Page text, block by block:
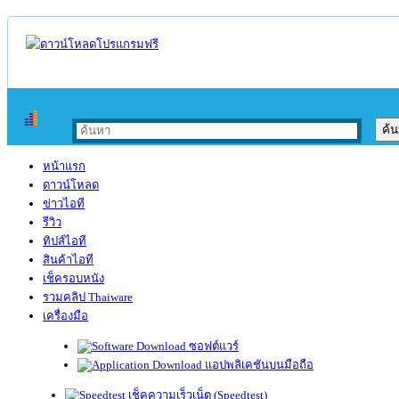
หน้าแรก
ดาวน์โหลด
ข่าวไอที
รีวิว
ทิปส์ไอที
สินค้าไอที
เช็ครอบหนัง
รวมคลิป Thaiware
เครื่องมือ
ซอฟต์แวร์
แอปพลิเคชันบนมือถือ
เช็คความเร็วเน็ต (Speedtest)